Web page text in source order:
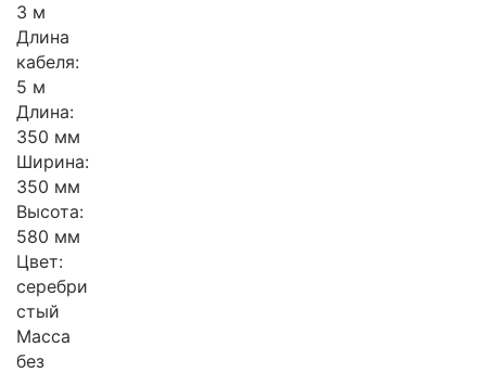
3 м
Длина
кабеля:
5 м
Длина:
350 мм
Ширина:
350 мм
Высота:
580 мм
Цвет:
серебри
стый
Масса
без